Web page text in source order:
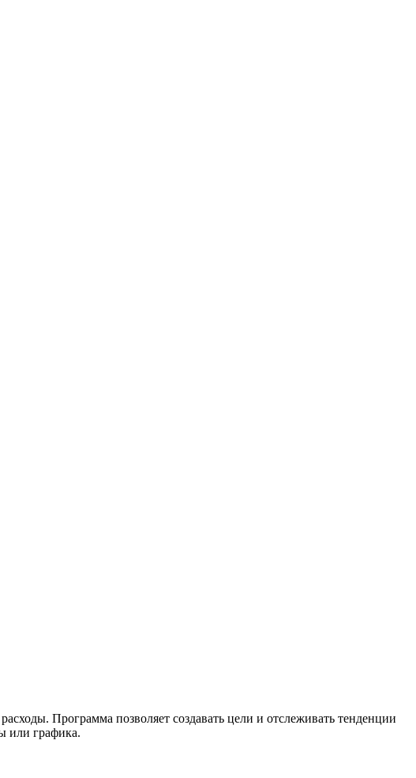
Программа позволяет создавать цели и отслеживать тенденции
или графика.